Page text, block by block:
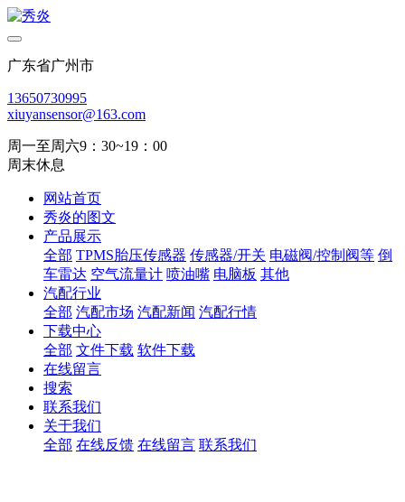
广东省广州市
13650730995
xiuyansensor@163.com
周一至周六9：30~19：00
周末休息
网站首页
秀炎的图文
产品展示
全部 TPMS胎压传感器 传感器/开关 电磁阀/控制阀等 倒
车雷达 空气流量计 喷油嘴 电脑板 其他
汽配行业
全部 汽配市场 汽配新闻 汽配行情
下载中心
全部 文件下载 软件下载
在线留言
搜索
联系我们
关于我们
全部 在线反馈 在线留言 联系我们